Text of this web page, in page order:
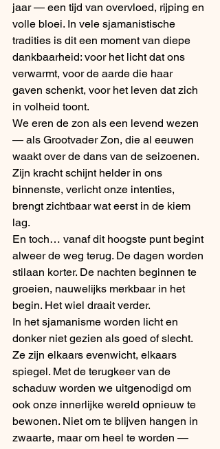
jaar — een tijd van overvloed, rijping en
volle bloei. In vele sjamanistische
tradities is dit een moment van diepe
dankbaarheid: voor het licht dat ons
verwarmt, voor de aarde die haar
gaven schenkt, voor het leven dat zich
in volheid toont.
We eren de zon als een levend wezen
— als Grootvader Zon, die al eeuwen
waakt over de dans van de seizoenen.
Zijn kracht schijnt helder in ons
binnenste, verlicht onze intenties,
brengt zichtbaar wat eerst in de kiem
lag.
En toch… vanaf dit hoogste punt begint
alweer de weg terug. De dagen worden
stilaan korter. De nachten beginnen te
groeien, nauwelijks merkbaar in het
begin. Het wiel draait verder.
In het sjamanisme worden licht en
donker niet gezien als goed of slecht.
Ze zijn elkaars evenwicht, elkaars
spiegel. Met de terugkeer van de
schaduw worden we uitgenodigd om
ook onze innerlijke wereld opnieuw te
bewonen. Niet om te blijven hangen in
zwaarte, maar om heel te worden —